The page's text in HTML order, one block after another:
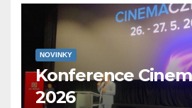
NOVINKY
Konference
2026